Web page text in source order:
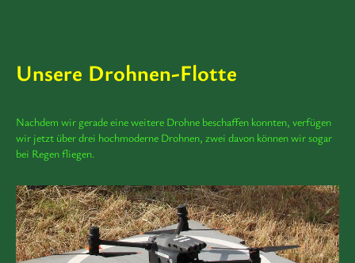
Unsere Drohnen-Flotte
Nachdem wir gerade eine weitere Drohne beschaffen konnten, verfügen
wir jetzt über drei hochmoderne Drohnen, zwei davon können wir sogar
bei Regen fliegen.